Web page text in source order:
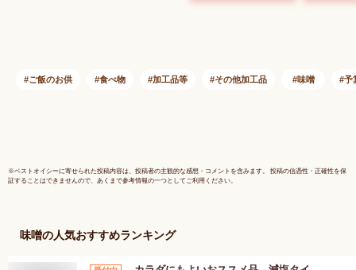
菜 お試し おつまみ
】KM FP 10p
メ お取り
ご飯のお供 食べ物 加工品等 その他加工品 味噌 予
※ベストオイシーに寄せられた投稿内容は、投稿者の主観的な感想・コメントを含みます。 投稿の信憑性・正確性を保
証することはできませんので、あくまで参考情報の一つとしてご利用ください。
味噌の人気おすすめランキング